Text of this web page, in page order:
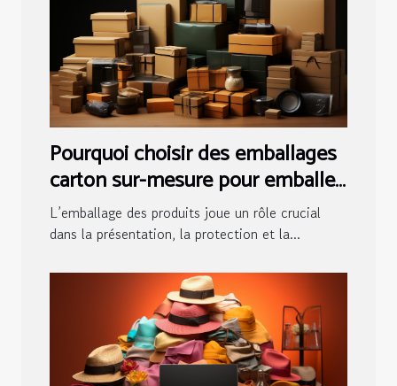
Pourquoi choisir des emballages
carton sur-mesure pour emballer
vos produits ?
L’emballage des produits joue un rôle crucial
dans la présentation, la protection et la...